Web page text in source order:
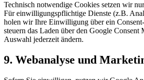
Technisch notwendige Cookies setzen wir
Für einwilligungspflichtige Dienste (z.B.
holen wir Ihre Einwilligung über ein
steuern das Laden über den Google Consent
Auswahl jederzeit ändern.
9. Webanalyse und